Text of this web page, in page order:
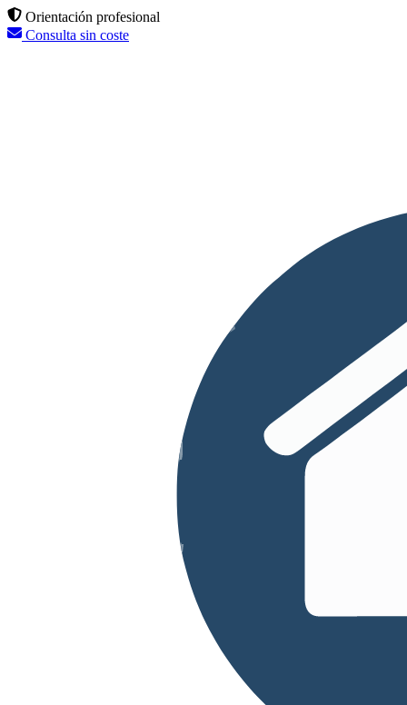
Orientación profesional
Consulta sin coste